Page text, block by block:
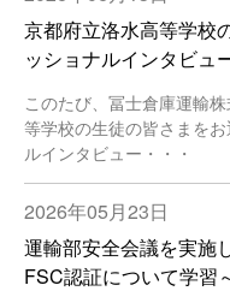
京都府立洛水高等学校
ッショナルインタビュ
このたび、冨士倉庫運輸
等学校の生徒の皆さまを
ルインタビュー・・・
2026年05月23日
運輸部安全会議を実施
FSC認証について学習